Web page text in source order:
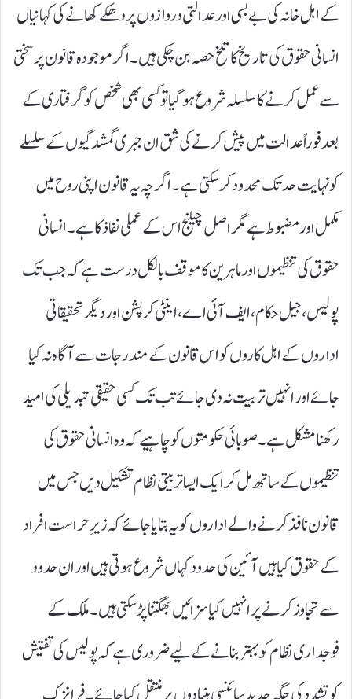
کے اہل خانہ کی بے بسی اور عدالتی دروازوں پر دھکے کھانے کی کہانیاں
انسانی حقوق کی تاریخ کا تلخ حصہ بن چکی ہیں۔ اگر موجودہ قانون پر سختی
سے عمل کرنے کا سلسلہ شروع ہو گیا تو کسی بھی شخص کو گرفتاری کے
بعد فوراً عدالت میں پیش کرنے کی شق ان جبری گمشدگیوں کے سلسلے
کو نہایت حد تک محدود کر سکتی ہے۔ اگرچہ یہ قانون اپنی روح میں
مکمل اور مضبوط ہے مگر اصل چیلنج اس کے عملی نفاذ کا ہے۔ انسانی
حقوق کی تنظیموں اور ماہرین کا موقف بالکل درست ہے کہ جب تک
پولیس، جیل حکام، ایف آئی اے، اینٹی کرپشن اور دیگر تحقیقاتی
اداروں کے اہل کاروں کو اس قانون کے مندرجات سے آگاہ نہ کیا
جائے اور انہیں تربیت نہ دی جائے تب تک کسی حقیقی تبدیلی کی امید
رکھنا مشکل ہے۔ صوبائی حکومتوں کو چاہیے کہ وہ انسانی حقوق کی
تنظیموں کے ساتھ مل کر ایک ایسا تربیتی نظام تشکیل دیں جس میں
قانون نافذ کرنے والے اداروں کو یہ بتایا جائے کہ زیرِ حراست افراد
کے حقوق کیا ہیں آئین کی حدود کہاں شروع ہوتی ہیں اور ان حدود
سے تجاوز کرنے پر انہیں کیا سزائیں بھگتنا پڑ سکتی ہیں۔ ملک کے
فوجداری نظام کو بہتر بنانے کے لیے ضروری ہے کہ پولیس کی تفتیش